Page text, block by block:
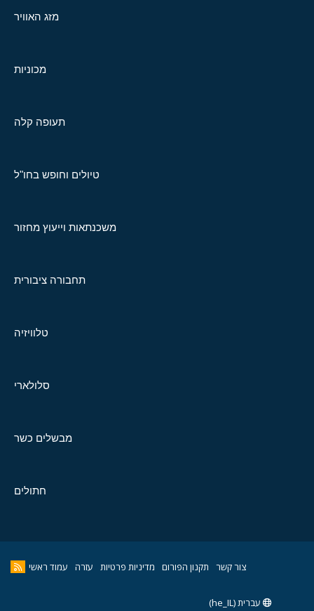
מזג האוויר
מכוניות
תעופה קלה
טיולים וחופש בחו"ל
משכנתאות וייעוץ מחזור
תחבורה ציבורית
טלוויזיה
סלולארי
מבשלים כשר
חתולים
צור קשר תקנון הפורום מדיניות פרטיות עזרה עמוד ראשי
עברית (he_IL)